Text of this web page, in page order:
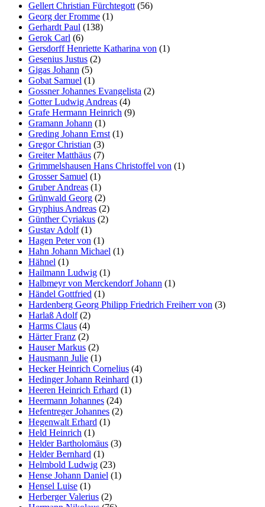
Gellert Christian Fürchtegott(56)
Georg der Fromme (1)
Gerhardt Paul (138)
Gerok Carl (6)
Gersdorff Henriette Katharina von (1)
Gesenius Justus (2)
Gigas Johann (5)
Gobat Samuel (1)
Gossner Johannes Evangelista (2)
Gotter Ludwig Andreas (4)
Grafe Hermann Heinrich (9)
Gramann Johann (1)
Greding Johann Ernst(1)
Gregor Christian (3)
Greiter Matthäus (7)
Grimmelshausen Hans Christoffel von (1)
Grosser Samuel (1)
Gruber Andreas (1)
Grünwald Georg (2)
Gryphius Andreas (2)
Günther Cyriakus (2)
Gustav Adolf(1)
Hagen Peter von (1)
Hahn Johann Michael (1)
Hähnel (1)
Hailmann Ludwig (1)
Halbmeyr von Merckendorf Johann (1)
Händel Gottfried (1)
Hardenberg Georg Philipp Friedrich Freiherr von (3)
Harlaß Adolf(2)
Harms Claus (4)
Härter Franz (2)
Hauser Markus (2)
Hausmann Julie (1)
Hecker Heinrich Cornelius (4)
Hedinger Johann Reinhard (1)
Heeren Heinrich Erhard (1)
Heermann Johannes (24)
Hefentreger Johannes (2)
Hegenwalt Erhard (1)
Held Heinrich (1)
Helder Bartholomäus (3)
Helder Bernhard (1)
Helmbold Ludwig (23)
Hense Johann Daniel (1)
Hensel Luise (1)
Herberger Valerius (2)